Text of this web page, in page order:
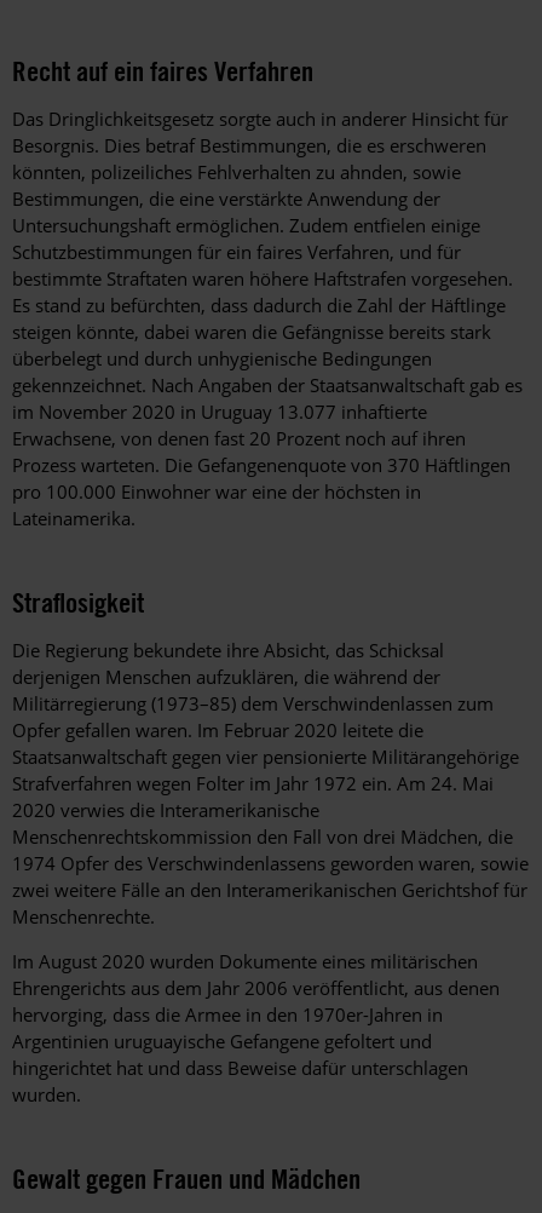
Recht auf ein faires Verfahren
Das Dringlichkeitsgesetz sorgte auch in anderer Hinsicht für
Besorgnis. Dies betraf Bestimmungen, die es erschweren
könnten, polizeiliches Fehlverhalten zu ahnden, sowie
Bestimmungen, die eine verstärkte Anwendung der
Untersuchungshaft ermöglichen. Zudem entfielen einige
Schutzbestimmungen für ein faires Verfahren, und für
bestimmte Straftaten waren höhere Haftstrafen vorgesehen.
Es stand zu befürchten, dass dadurch die Zahl der Häftlinge
steigen könnte, dabei waren die Gefängnisse bereits stark
überbelegt und durch unhygienische Bedingungen
gekennzeichnet. Nach Angaben der Staatsanwaltschaft gab es
im November 2020 in Uruguay 13.077 inhaftierte
Erwachsene, von denen fast 20 Prozent noch auf ihren
Prozess warteten. Die Gefangenenquote von 370 Häftlingen
pro 100.000 Einwohner war eine der höchsten in
Lateinamerika.
Straflosigkeit
Die Regierung bekundete ihre Absicht, das Schicksal
derjenigen Menschen aufzuklären, die während der
Militärregierung (1973–85) dem Verschwindenlassen zum
Opfer gefallen waren. Im Februar 2020 leitete die
Staatsanwaltschaft gegen vier pensionierte Militärangehörige
Strafverfahren wegen Folter im Jahr 1972 ein. Am 24. Mai
2020 verwies die Interamerikanische
Menschenrechtskommission den Fall von drei Mädchen, die
1974 Opfer des Verschwindenlassens geworden waren, sowie
zwei weitere Fälle an den Interamerikanischen Gerichtshof für
Menschenrechte.
Im August 2020 wurden Dokumente eines militärischen
Ehrengerichts aus dem Jahr 2006 veröffentlicht, aus denen
hervorging, dass die Armee in den 1970er-Jahren in
Argentinien uruguayische Gefangene gefoltert und
hingerichtet hat und dass Beweise dafür unterschlagen
wurden.
Gewalt gegen Frauen und Mädchen